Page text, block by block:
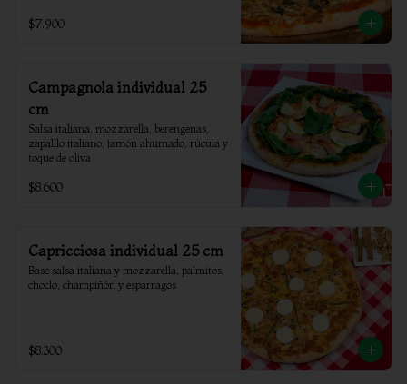
$7.900
Campagnola individual 25
cm
Salsa italiana, mozzarella, berengenas,
zapalllo italiano, jamón ahumado, rúcula y
toque de oliva
$8.600
Capricciosa individual 25 cm
Base salsa italiana y mozzarella, palmitos,
choclo, champiñón y esparragos
$8.300